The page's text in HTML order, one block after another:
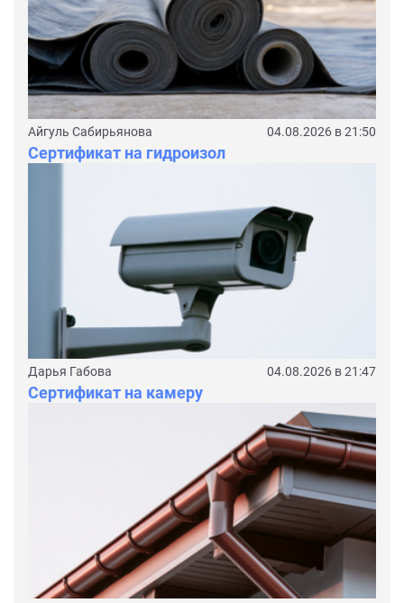
Айгуль Сабирьянова 04.08.2026 в 21:50
Сертификат на гидроизол
Дарья Габова 04.08.2026 в 21:47
Сертификат на камеру